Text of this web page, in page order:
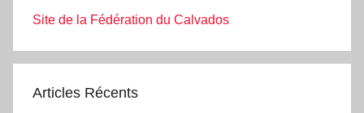
Site de la Fédération du Calvados
Articles Récents